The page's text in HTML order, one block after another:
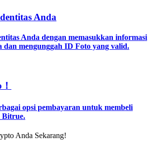
tetap menghasilkan keuntungan
Anda
Anda dengan memasukkan informasi
dan mengunggah ID Foto yang valid.
opsi pembayaran untuk membeli
Bitrue.
Anda Sekarang!